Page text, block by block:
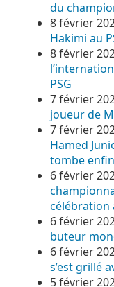
du
8 février
Hakimi au
8 février
PSG
7 février
joueur de
7 février
Hamed
tombe enfin
6 février
célébration
6 février
buteur
6 février
s’est grillé
5 février